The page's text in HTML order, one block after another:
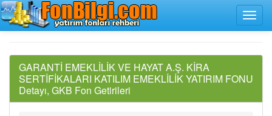
GARANTİ EMEKLİLİK VE HAYAT A.Ş. KİRA
SERTİFİKALARI KATILIM EMEKLİLİK YATIRIM FONU
Detayı, GKB Fon Getirileri